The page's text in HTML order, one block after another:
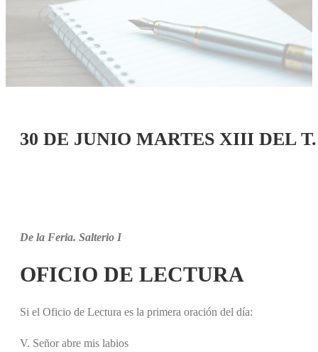
30 DE JUNIO MARTES XIII DEL
De la Feria. Salterio I
OFICIO DE LECTURA
Si el Oficio de Lectura es la primera oración del día:
V. Señor abre mis labios